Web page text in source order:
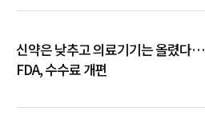
신약은 낮추고 의료기기는 올렸다…
FDA, 수수료 개편